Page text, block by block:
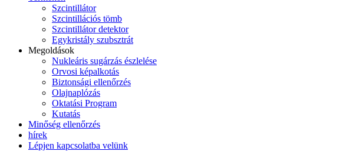
Szcintillátor
Szcintillációs tömb
Szcintillátor detektor
Egykristály szubsztrát
Megoldások
Nukleáris sugárzás észlelése
Orvosi képalkotás
Biztonsági ellenőrzés
Olajnaplózás
Oktatási Program
Kutatás
Minőség ellenőrzés
hírek
Lépjen kapcsolatba velünk